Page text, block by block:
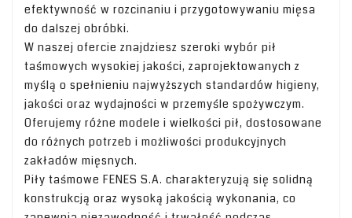
efektywność w rozcinaniu i przygotowywaniu mięsa
do dalszej obróbki.
W naszej ofercie znajdziesz szeroki wybór pił
taśmowych wysokiej jakości, zaprojektowanych z
myślą o spełnieniu najwyższych standardów higieny,
jakości oraz wydajności w przemyśle spożywczym.
Oferujemy różne modele i wielkości pił, dostosowane
do różnych potrzeb i możliwości produkcyjnych
zakładów mięsnych.
Piły taśmowe FENES S.A. charakteryzują się solidną
konstrukcją oraz wysoką jakością wykonania, co